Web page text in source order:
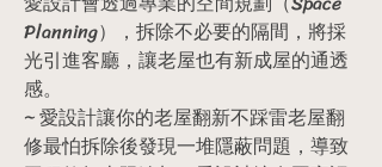
Planning），拆除不必要的隔間，將採
光引進客廳，讓老屋也有新成屋的通透
感。
~ 愛設計讓你的老屋翻新不踩雷老屋翻
修最怕拆除後發現一堆隱蔽問題，導致